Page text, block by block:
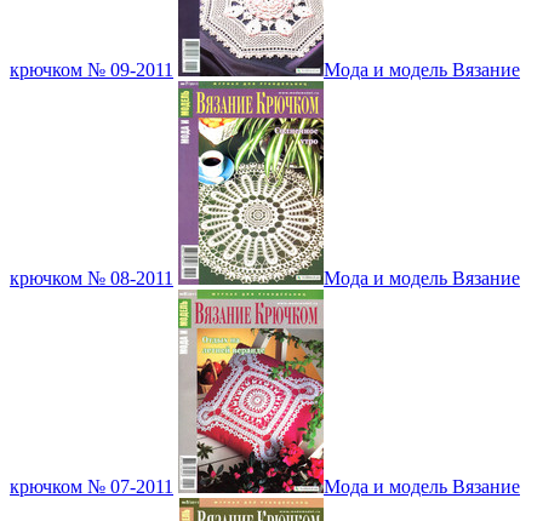
крючком № 09-2011 Мода и модель Вязание
крючком № 08-2011 Мода и модель Вязание
крючком № 07-2011 Мода и модель Вязание